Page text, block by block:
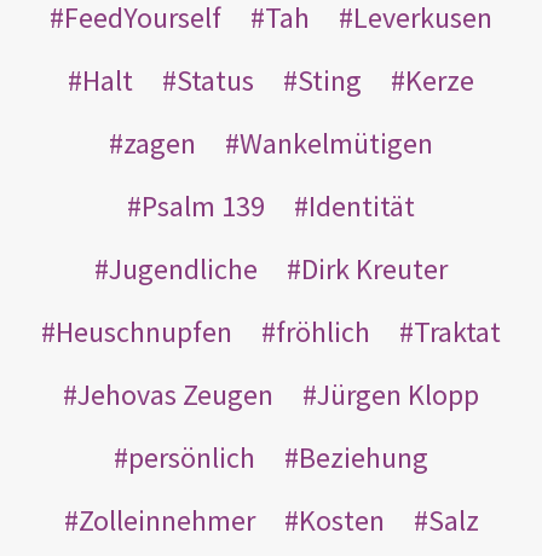
FeedYourself
Tah
Leverkusen
Halt
Status Sting
Kerze
zagen
Wankelmütigen
Psalm 139
Identität
Jugendliche
Dirk Kreuter
Heuschnupfen
fröhlich
Traktat
Jehovas Zeugen
Jürgen Klopp
persönlich
Beziehung
Zolleinnehmer
Kosten
Salz